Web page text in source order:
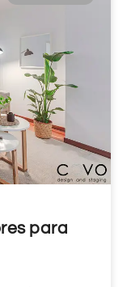
para